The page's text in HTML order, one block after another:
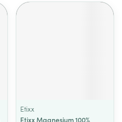
Etixx
Etixx Magnesium 100%